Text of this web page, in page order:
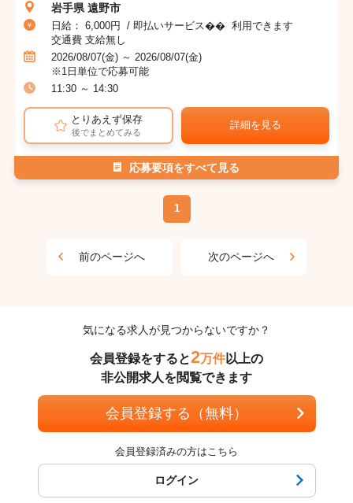
岩手県 遠野市
日給： 6,000円 / 即払いサービス�� 利用できます
交通費 支給無し
2026/08/07(金) ～ 2026/08/07(金)
※1日単位で応募可能
11:30 ～ 14:30
とりあえず保存
後でまとめてみる
詳細を見る
応募要項をすべて見る
1
前のページへ 次のページへ
気になる求人が見つからないですか？
会員登録をすると2万件以上の
非公開求人を閲覧できます
会員登録する（無料）
会員登録済みの方はこちら
ログイン